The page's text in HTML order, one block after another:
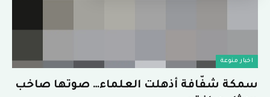
اخبار منوعة
سمكة شفّافة أذهلت العلماء… صوتها صاخب